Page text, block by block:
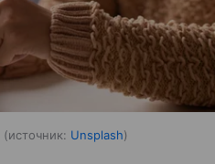
источник: Unsplash